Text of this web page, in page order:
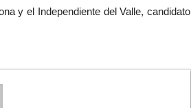
y el Independiente del Valle, candidato